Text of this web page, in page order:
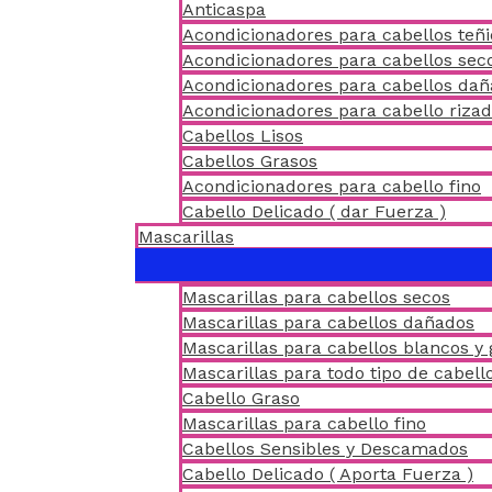
Anticaspa
Acondicionadores para cabellos
Acondicionadores para cabellos
Acondicionadores para cabellos
Acondicionadores para cabello
Cabellos Lisos
Cabellos Grasos
Acondicionadores para cabello fino
Cabello Delicado ( dar Fuerza )
Mascarillas
Mascarillas para cabellos secos
Mascarillas para cabellos dañados
Mascarillas para cabellos blancos y
Mascarillas para todo tipo de
Cabello Graso
Mascarillas para cabello fino
Cabellos Sensibles y Descamados
Cabello Delicado ( Aporta Fuerza )